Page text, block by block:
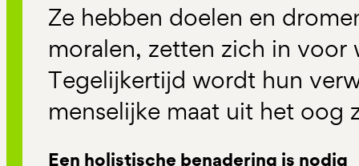
Ze hebben doelen en
moralen, zetten zich in voor
Tegelijkertijd wordt hun
menselijke maat uit het oog
Een holistische benadering is nodig